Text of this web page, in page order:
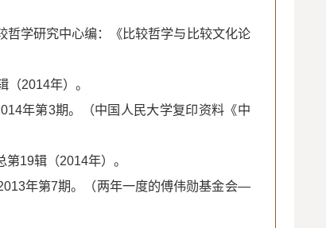
哲学研究中心编：《比较哲学与比较文化论
2014年）。
年第3期。（中国人民大学复印资料《中
19辑（2014年）。
年第7期。（两年一度的傅伟勋基金会—